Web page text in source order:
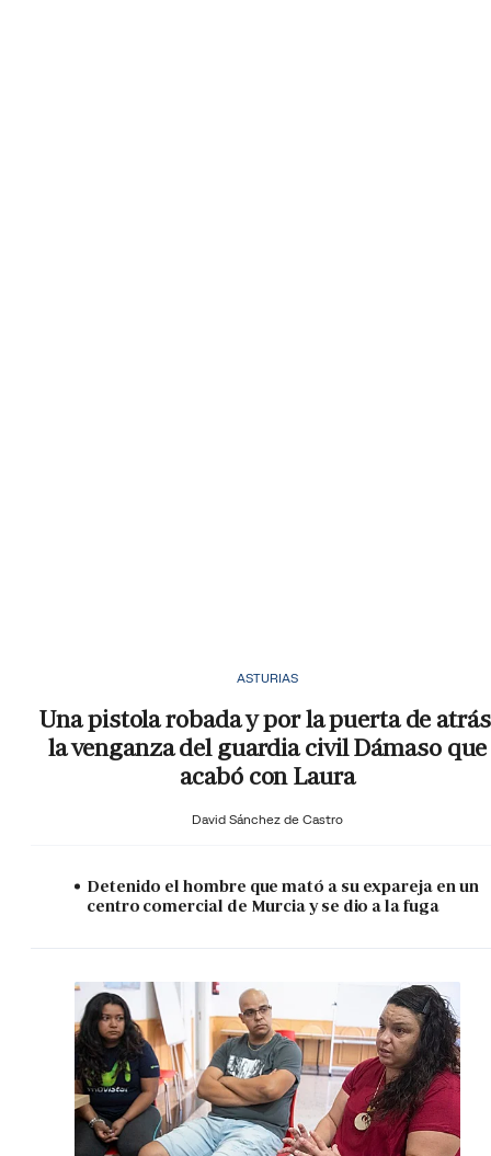
ASTURIAS
Una pistola robada y por la puerta de
la venganza del guardia civil Dámaso que
acabó con Laura
David Sánchez de Castro
Detenido el hombre que mató a su expareja en un
centro comercial de Murcia y se dio a la fuga